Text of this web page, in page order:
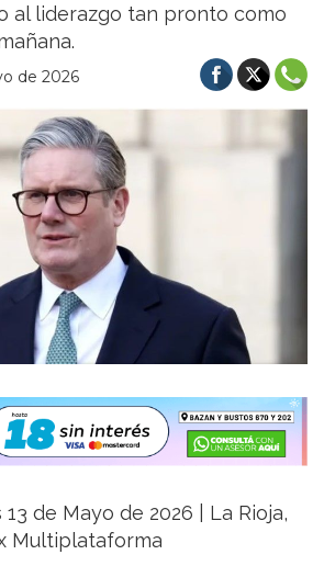
al liderazgo tan pronto como
de 2026
13 de Mayo de 2026 | La Rioja,
Multiplataforma